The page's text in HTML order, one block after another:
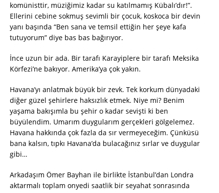
komünisttir, müziğimiz kadar su katılmamış Kübalı’dır!”.
Ellerini cebine sokmuş sevimli bir çocuk, koskoca bir devin
yanı başında “Ben sana ve temsil ettiğin her şeye kafa
tutuyorum” diye bas bas bağırıyor.
İnce uzun bir ada. Bir tarafı Karayiplere bir tarafı Meksika
Körfezi’ne bakıyor. Amerika’ya çok yakın.
Havana’yı anlatmak büyük bir zevk. Tek korkum dünyadaki
diğer güzel şehirlere haksızlık etmek. Niye mi? Benim
yaşama bakışımla bu şehir o kadar sevişti ki ben
büyülendim. Umarım duygularım gerçekleri gölgelemez.
Havana hakkında çok fazla da sır vermeyeceğim. Çünküsü
bana kalsın, tıpkı Havana’da bulacağınız sırlar ve duygular
gibi…
Arkadaşım Ömer Bayhan ile birlikte İstanbul’dan Londra
aktarmalı toplam onyedi saatlik bir seyahat sonrasında